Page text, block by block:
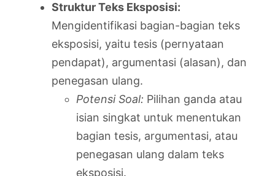
Struktur Teks Eksposisi:
Mengidentifikasi bagian-bagian teks
eksposisi, yaitu tesis (pernyataan
pendapat), argumentasi (alasan), dan
penegasan ulang.
Potensi Soal: Pilihan ganda atau
isian singkat untuk menentukan
bagian tesis, argumentasi, atau
penegasan ulang dalam teks
eksposisi.